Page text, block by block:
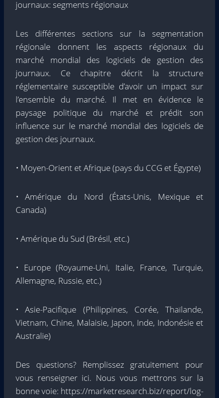
journaux: segments régionaux
Les différentes sections sur la segmentation
régionale donnent les aspects régionaux du
marché mondial des logiciels de gestion des
journaux. Ce chapitre décrit la structure
réglementaire susceptible d’avoir un impact sur
l’ensemble du marché. Il met en évidence le
paysage politique du marché et prédit son
influence sur le marché mondial des logiciels de
gestion des journaux.
• Moyen-Orient et Afrique (pays du CCG et Égypte)
• Amérique du Nord (États-Unis, Mexique et
Canada)
• Amérique du Sud (Brésil, etc.)
• Europe (Royaume-Uni, Italie, France, Turquie,
Allemagne, Russie, etc.)
• Asie-Pacifique (Philippines, Corée, Thaïlande,
Vietnam, Chine, Malaisie, Japon, Inde, Indonésie et
Australie)
Des questions? Remplissez gratuitement pour
vous renseigner ici. Nous vous mettrons sur la
bonne voie: https://marketresearch.biz/report/log-